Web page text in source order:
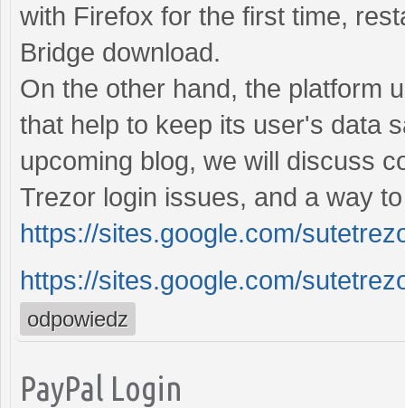
with Firefox for the first time,
Bridge download.
On the other hand, the platform
that help to keep its user's data
upcoming blog, we will discuss
Trezor login issues, and a way
https://sites.google.com/
https://sites.google.com/
odpowiedz
PayPal Login